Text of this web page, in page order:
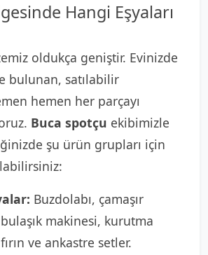
Hangi Eşyaları
oldukça geniştir. Evinizde
bulunan, satılabilir
hemen her parçayı
Buca spotçu ekibimizle
şu ürün grupları için
Buzdolabı, çamaşır
makinesi, kurutma
ve ankastre setler.